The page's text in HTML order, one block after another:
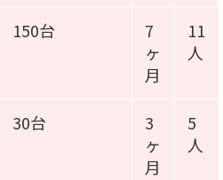
150台
7
ヶ
月
11
人
30台
3
ヶ
月
5
人